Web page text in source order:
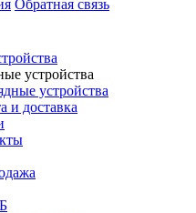
Обратная связь
устройства
и доставка